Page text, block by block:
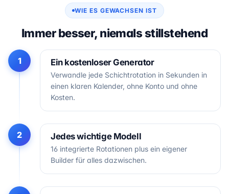
WIE ES GEWACHSEN IST
Immer besser, niemals stillstehend
1 Ein kostenloser Generator
Verwandle jede Schichtrotation in Sekunden in
einen klaren Kalender, ohne Konto und ohne
Kosten.
2 Jedes wichtige Modell
16 integrierte Rotationen plus ein eigener
Builder für alles dazwischen.